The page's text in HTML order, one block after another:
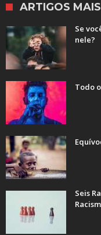
ARTIGOS
Se
nele?
Todo
Seis